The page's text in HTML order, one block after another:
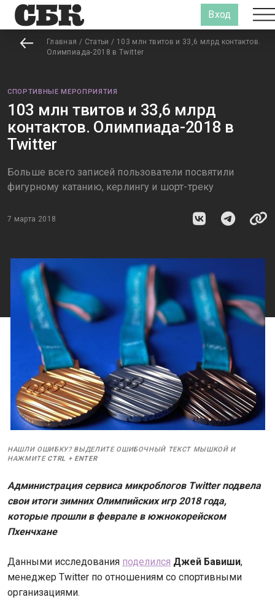
Вход
Главная / Статьи / 103 млн твитов и 33,6 млрд контактов.
Олимпиада-2018 в Twitter
СПОРТИВНЫЕ МЕРОПРИЯТИЯ
103 млн твитов и 33,6 млрд
контактов. Олимпиада-2018 в
Twitter
Больше всего записей пользователи посвятили
фигурному катанию, керлингу и шорт-треку
7 марта 2018
НАШЛИ ОШИБКУ? ВЫДЕЛИТЕ ОШИБОЧНЫЙ ТЕКСТ МЫШКОЙ И
НАЖМИТЕ CTRL + ENTER
Администрация сервиса микроблогов Twitter подвела
свои итоги зимних Олимпийских игр 2018 года,
которые прошли в феврале в южнокорейском
Пхенчхане
Данными исследования поделился Джей Бавиши,
менеджер Twitter по отношениям со спортивными
организациями.